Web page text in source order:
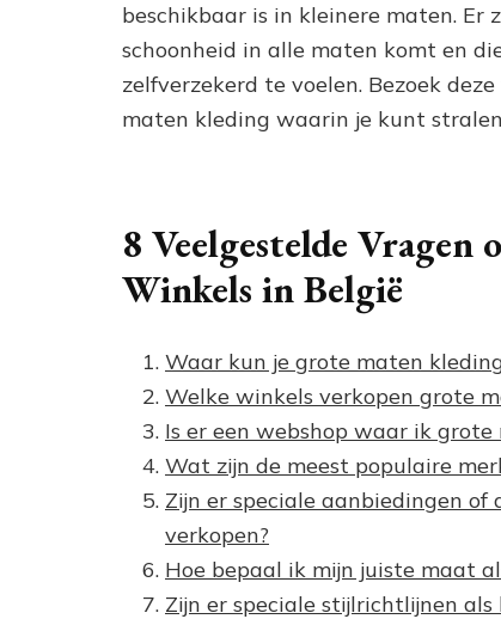
beschikbaar is in kleinere maten. Er
schoonheid in alle maten komt en
zelfverzekerd te voelen. Bezoek
maten kleding waarin je kunt
8 Veelgestelde
Winkels in België
Waar kun je grote maten
Welke winkels verkopen grote
Is er een webshop waar ik
Wat zijn de meest populaire
Zijn er speciale aanbiedingen
verkopen?
Hoe bepaal ik mijn juiste maat
Zijn er speciale stijlrichtlijnen